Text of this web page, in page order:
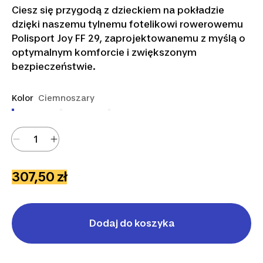
Ciesz się przygodą z dzieckiem na pokładzie
dzięki naszemu tylnemu fotelikowi rowerowemu
Polisport Joy FF 29, zaprojektowanemu z myślą o
optymalnym komforcie i zwiększonym
bezpieczeństwie.
Kolor Ciemnoszary
307,50 zł
Dodaj do koszyka